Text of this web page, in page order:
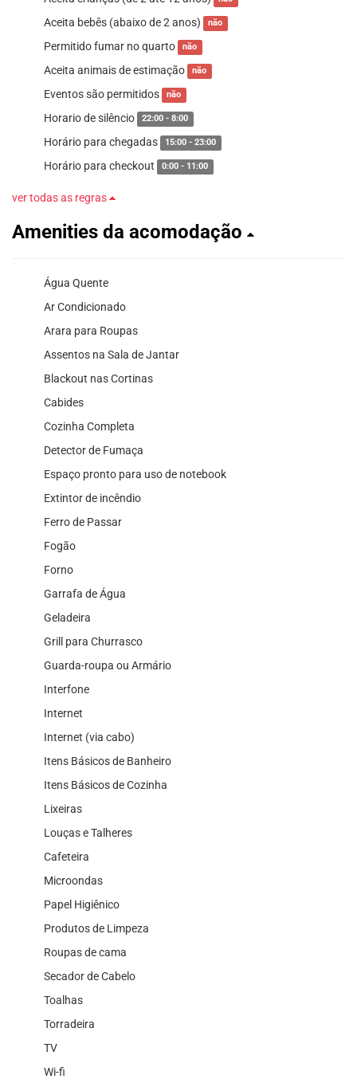
Aceita bebês (abaixo de 2 anos) não
Permitido fumar no quarto não
Aceita animais de estimação não
Eventos são permitidos não
Horario de silêncio 22:00 - 8:00
Horário para chegadas 15:00 - 23:00
Horário para checkout 0:00 - 11:00
ver todas as regras
Amenities da acomodação
Água Quente
Ar Condicionado
Arara para Roupas
Assentos na Sala de Jantar
Blackout nas Cortinas
Cabides
Cozinha Completa
Detector de Fumaça
Espaço pronto para uso de notebook
Extintor de incêndio
Ferro de Passar
Fogão
Forno
Garrafa de Água
Geladeira
Grill para Churrasco
Guarda-roupa ou Armário
Interfone
Internet
Internet (via cabo)
Itens Básicos de Banheiro
Itens Básicos de Cozinha
Lixeiras
Louças e Talheres
Cafeteira
Microondas
Papel Higiênico
Produtos de Limpeza
Roupas de cama
Secador de Cabelo
Toalhas
Torradeira
TV
Wi-fi